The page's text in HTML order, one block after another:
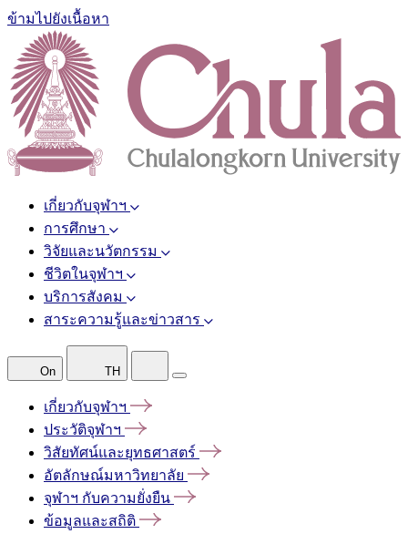
ข้ามไปยังเนื้อหา
เกี่ยวกับจุฬาฯ
การศึกษา
วิจัยและนวัตกรรม
ชีวิตในจุฬาฯ
บริการสังคม
สาระความรู้และข่าวสาร
On TH
เกี่ยวกับจุฬาฯ
ประวัติจุฬาฯ
วิสัยทัศน์และยุทธศาสตร์
อัตลักษณ์มหาวิทยาลัย
จุฬาฯ กับความยั่งยืน
ข้อมูลและสถิติ